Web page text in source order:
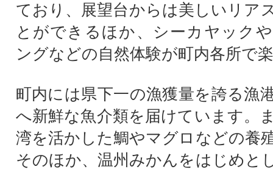
ており、展望台からは美しいリア
とができるほか、シーカヤック
ングなどの自然体験が町内各所で
町内には県下一の漁獲量を誇る漁
へ新鮮な魚介類を届けています。
湾を活かした鯛やマグロなどの養
そのほか、温州みかんをはじめと